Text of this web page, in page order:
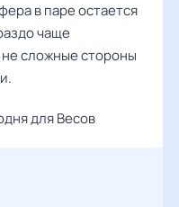
в паре остается
чаще
сложные стороны
для Весов